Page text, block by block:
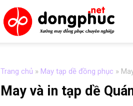
Trang chủ » May tạp dề đồng phục »
May và in tạp dề